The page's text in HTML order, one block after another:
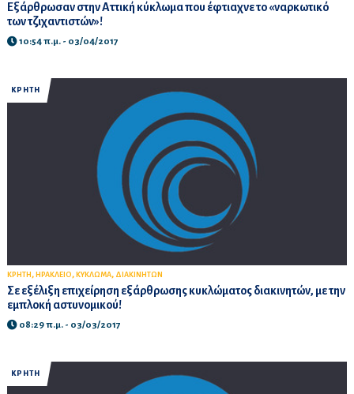
Εξάρθρωσαν στην Αττική κύκλωμα που έφτιαχνε το «ναρκωτικό
των τζιχαντιστών»!
10:54 π.μ. - 03/04/2017
ΚΡΗΤΗ
ΚΡΗΤΗ , ΗΡΑΚΛΕΙΟ, ΚΥΚΛΩΜΑ, ΔΙΑΚΙΝΗΤΩΝ
Σε εξέλιξη επιχείρηση εξάρθρωσης κυκλώματος διακινητών, με την
εμπλοκή αστυνομικού!
08:29 π.μ. - 03/03/2017
ΚΡΗΤΗ